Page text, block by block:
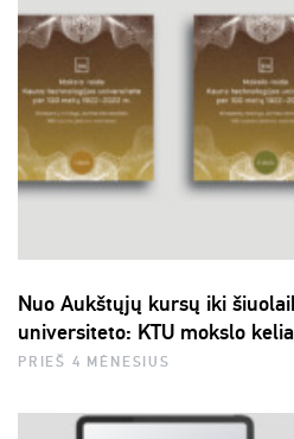
Nuo Aukštųjų kursų iki
universiteto: KTU mokslo
PRIEŠ 4 MĖNESIUS